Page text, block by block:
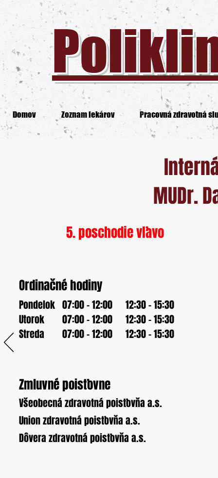
Domov Zoznam lekárov Pracovná zdravotná
MUDr.
5. poschodie vľavo
Ordinačné hodiny
07:00 - 12:00
07:00 - 12:00
07:00 - 12:00
Pondelok
Utorok
Streda
12:30 - 15:30
12:30 - 15:30
12:30 - 15:30
Zmluvné poisťovne
Všeobecná zdravotná poisťovňa a.s.
Union zdravotná poisťovňa a.s.
Dôvera zdravotná poisťovňa a.s.